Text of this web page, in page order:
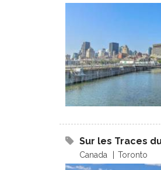
Sur les Traces
Canada Toronto